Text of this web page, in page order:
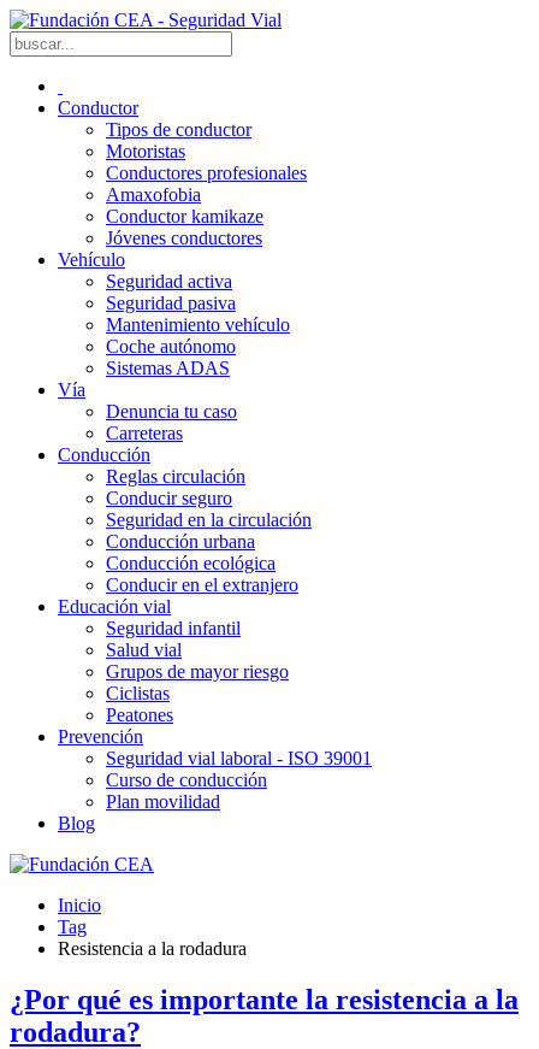
Conductor
Tipos de conductor
Motoristas
Conductores profesionales
Amaxofobia
Conductor kamikaze
Jóvenes conductores
Vehículo
Seguridad activa
Seguridad pasiva
Mantenimiento vehículo
Coche autónomo
Sistemas ADAS
Vía
Denuncia tu caso
Carreteras
Conducción
Reglas circulación
Conducir seguro
Seguridad en la circulación
Conducción urbana
Conducción ecológica
Conducir en el extranjero
Educación vial
Seguridad infantil
Salud vial
Grupos de mayor riesgo
Ciclistas
Peatones
Prevención
Seguridad vial laboral - ISO 39001
Curso de conducción
Plan movilidad
Blog
Inicio
Tag
Resistencia a la rodadura
¿Por qué es importante la resistencia a la
rodadura?